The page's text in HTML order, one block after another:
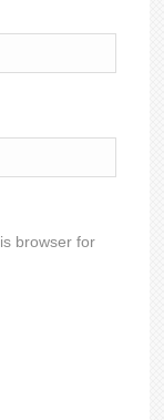
browser for